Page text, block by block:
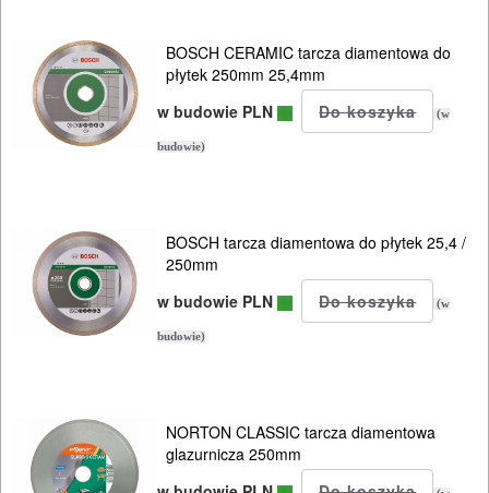
AKCESORIA
DO
ELEKTRONARZĘDZI
MAGAZYNOWANIE
TRANSPORTOWANIE
POMIAROWE
NARZĘDZIA
BUDOWLANE
ELEKTRY..
GLAZURNICZE
BOSCH CERAMIC tarcza diamentowa do
płytek 250mm 25,4mm
w budowie PLN
(w
budowie)
BOSCH tarcza diamentowa do płytek 25,4 /
250mm
w budowie PLN
(w
budowie)
NORTON CLASSIC tarcza diamentowa
glazurnicza 250mm